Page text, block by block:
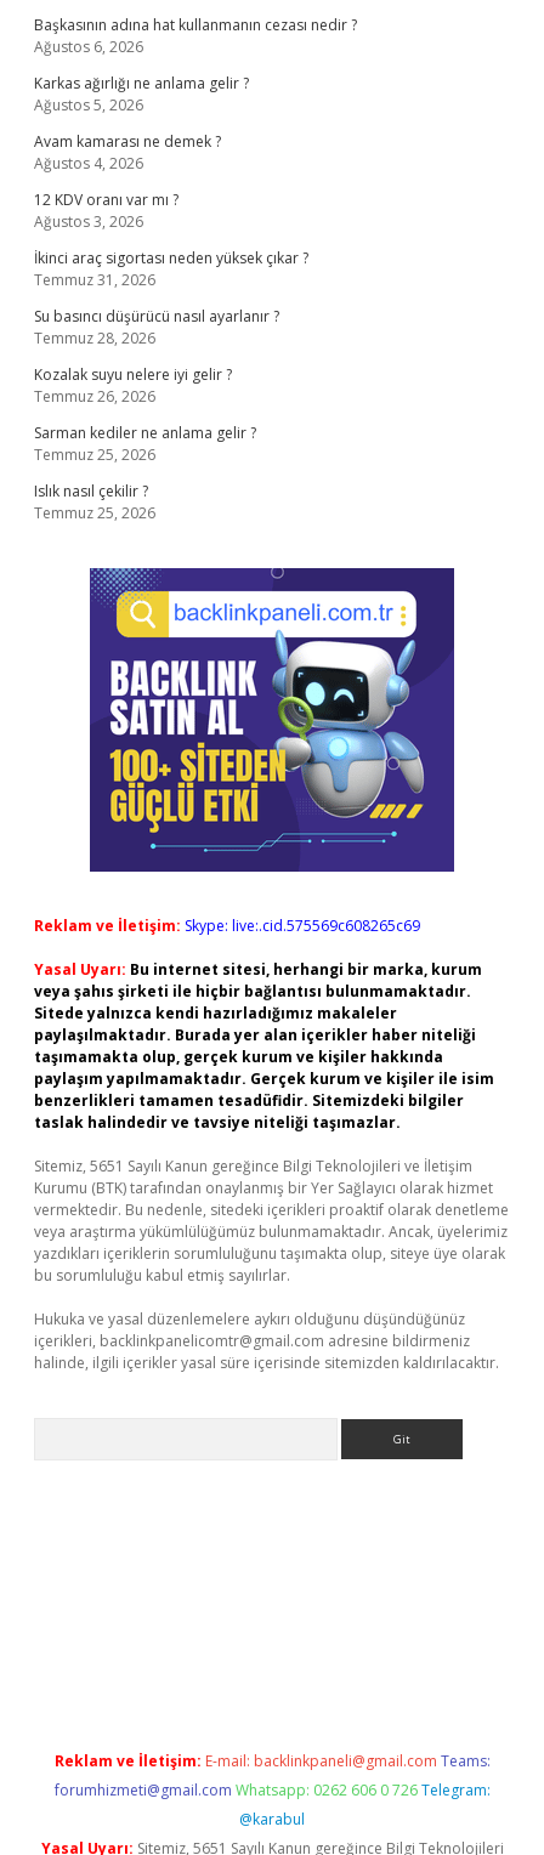
Başkasının adına hat kullanmanın cezası nedir ?
Ağustos 6, 2026
Karkas ağırlığı ne anlama gelir ?
Ağustos 5, 2026
Avam kamarası ne demek ?
Ağustos 4, 2026
12 KDV oranı var mı ?
Ağustos 3, 2026
İkinci araç sigortası neden yüksek çıkar ?
Temmuz 31, 2026
Su basıncı düşürücü nasıl ayarlanır ?
Temmuz 28, 2026
Kozalak suyu nelere iyi gelir ?
Temmuz 26, 2026
Sarman kediler ne anlama gelir ?
Temmuz 25, 2026
Islık nasıl çekilir ?
Temmuz 25, 2026
Reklam ve İletişim: Skype: live:.cid.575569c608265c69
Yasal Uyarı: Bu internet sitesi, herhangi bir marka, kurum
veya şahıs şirketi ile hiçbir bağlantısı bulunmamaktadır.
Sitede yalnızca kendi hazırladığımız makaleler
paylaşılmaktadır. Burada yer alan içerikler haber niteliği
taşımamakta olup, gerçek kurum ve kişiler hakkında
paylaşım yapılmamaktadır. Gerçek kurum ve kişiler ile isim
benzerlikleri tamamen tesadüfidir. Sitemizdeki bilgiler
taslak halindedir ve tavsiye niteliği taşımazlar.
Sitemiz, 5651 Sayılı Kanun gereğince Bilgi Teknolojileri ve İletişim
Kurumu (BTK) tarafından onaylanmış bir Yer Sağlayıcı olarak hizmet
vermektedir. Bu nedenle, sitedeki içerikleri proaktif olarak denetleme
veya araştırma yükümlülüğümüz bulunmamaktadır. Ancak, üyelerimiz
yazdıkları içeriklerin sorumluluğunu taşımakta olup, siteye üye olarak
bu sorumluluğu kabul etmiş sayılırlar.
Hukuka ve yasal düzenlemelere aykırı olduğunu düşündüğünüz
içerikleri, backlinkpanelicomtr@gmail.com adresine bildirmeniz
halinde, ilgili içerikler yasal süre içerisinde sitemizden kaldırılacaktır.
Reklam ve İletişim: E-mail: backlinkpaneli@gmail.com Teams:
forumhizmeti@gmail.com Whatsapp: 0262 606 0 726 Telegram:
@karabul
Yasal Uyarı: Sitemiz, 5651 Sayılı Kanun gereğince Bilgi Teknolojileri